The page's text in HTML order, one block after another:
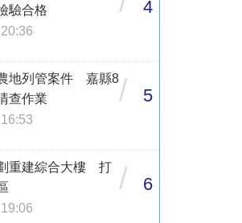
驗合格
4
地列管案件 嘉縣8
查作業
/ 5
重建綜合大樓 打 / 6